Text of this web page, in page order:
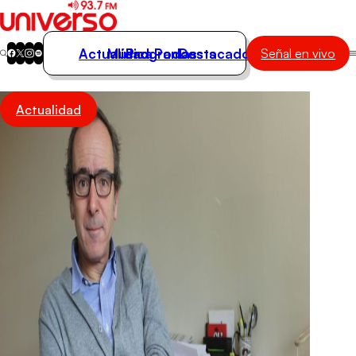
Actualidad
Música
Programas
Podcasts
Destacados
Actualidad
Música
Programas
Podcasts
Destacados Señal en vivo
Actualidad